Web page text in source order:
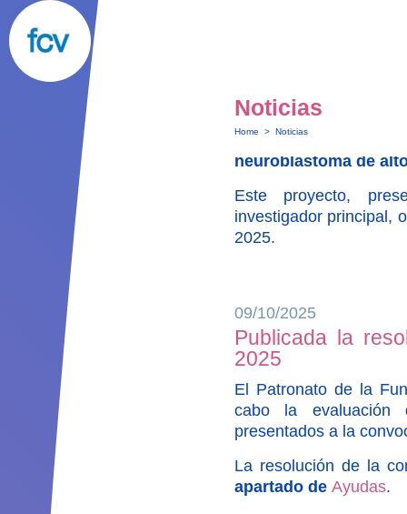
Noticias
Home > Noticias
la
Fundación
investigación:
de última generación
neuroblastoma de
Este proyecto,
investigador principal,
2025.
09/10/2025
Publicada la
2025
El Patronato de la
cabo la evaluación
presentados a la
La resolución de la
apartado de Ayudas.